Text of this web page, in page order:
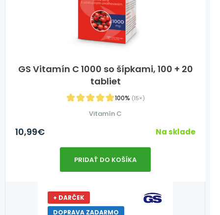
GS Vitamín C 1000 so šípkami, 100 + 20
tabliet
100% (15×)
Vitamín C
10,99€ Na sklade
PRIDAŤ DO KOŠÍKA
+ DARČEK
DOPRAVA ZADARMO